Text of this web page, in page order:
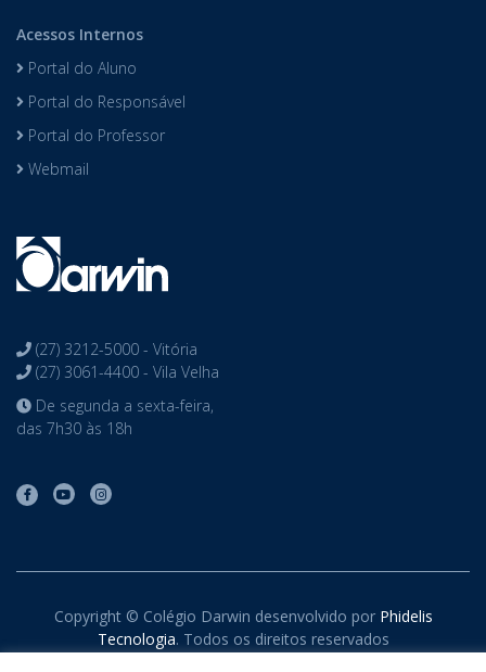
Acessos Internos
Portal do Aluno
Portal do Responsável
Portal do Professor
Webmail
(27) 3212-5000 - Vitória
(27) 3061-4400 - Vila Velha
De segunda a sexta-feira,
das 7h30 às 18h
Copyright © Colégio Darwin desenvolvido por Phidelis
Tecnologia. Todos os direitos reservados